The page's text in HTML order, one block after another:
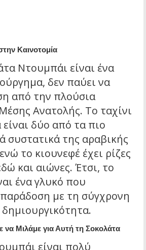
Καινοτομία
Ντουμπάι είναι ένα
δεν παύει να
από την πλούσια
Ανατολής. Το ταχίνι
είναι δύο από τα πιο
συστατικά της αραβικής
το κιουνεφέ έχει ρίζες
και αιώνες. Έτσι, το
ένα γλυκό που
με τη σύγχρονη
δημιουργικότητα.
να Μιλάμε για Αυτή τη Σοκολάτα
είναι πολύ